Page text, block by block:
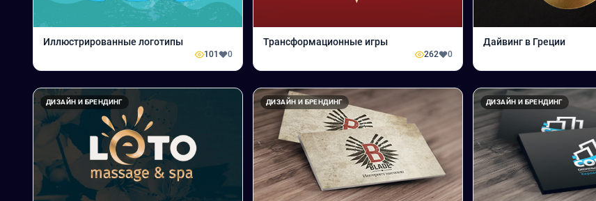
Иллюстрированные логотипы
101 0
Трансформационные игры
262 0
Дайвинг в Греции
ДИЗАЙН И БРЕНДИНГ ДИЗАЙН И БРЕНДИНГ ДИЗАЙН И БРЕНДИНГ